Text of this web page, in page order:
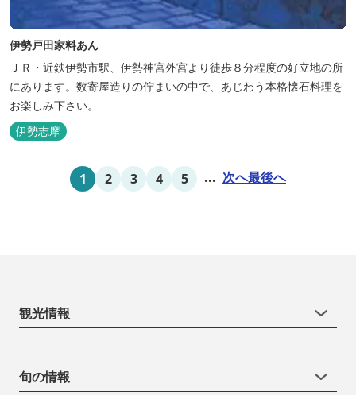
伊勢戸田家料あん
ＪＲ・近鉄伊勢市駅、伊勢神宮外宮より徒歩８分程度の好立地の所
にあります。数寄屋造りの佇まいの中で、あじわう本格懐石料理を
お楽しみ下さい。
伊勢志摩
1 2 3 4 5 ... 次へ最後へ
観光情報
旬の情報